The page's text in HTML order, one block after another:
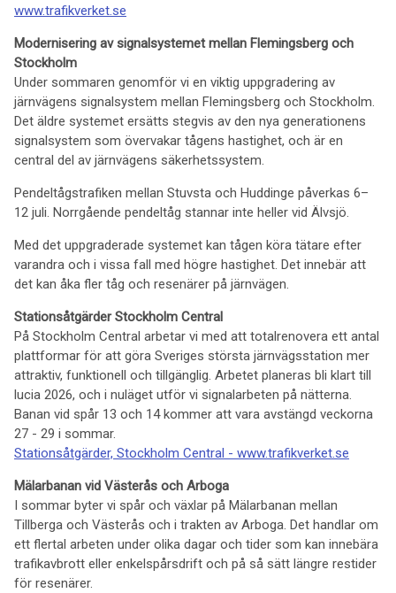
www.trafikverket.se
Modernisering av signalsystemet mellan Flemingsberg och
Stockholm
Under sommaren genomför vi en viktig uppgradering av
järnvägens signalsystem mellan Flemingsberg och Stockholm.
Det äldre systemet ersätts stegvis av den nya generationens
signalsystem som övervakar tågens hastighet, och är en
central del av järnvägens säkerhetssystem.
Pendeltågstrafiken mellan Stuvsta och Huddinge påverkas 6–
12 juli. Norrgående pendeltåg stannar inte heller vid Älvsjö.
Med det uppgraderade systemet kan tågen köra tätare efter
varandra och i vissa fall med högre hastighet. Det innebär att
det kan åka fler tåg och resenärer på järnvägen.
Stationsåtgärder Stockholm Central
På Stockholm Central arbetar vi med att totalrenovera ett antal
plattformar för att göra Sveriges största järnvägsstation mer
attraktiv, funktionell och tillgänglig. Arbetet planeras bli klart till
lucia 2026, och i nuläget utför vi signalarbeten på nätterna.
Banan vid spår 13 och 14 kommer att vara avstängd veckorna
27 - 29 i sommar.
Stationsåtgärder, Stockholm Central - www.trafikverket.se
Mälarbanan vid Västerås och Arboga
I sommar byter vi spår och växlar på Mälarbanan mellan
Tillberga och Västerås och i trakten av Arboga. Det handlar om
ett flertal arbeten under olika dagar och tider som kan innebära
trafikavbrott eller enkelspårsdrift och på så sätt längre restider
för resenärer.